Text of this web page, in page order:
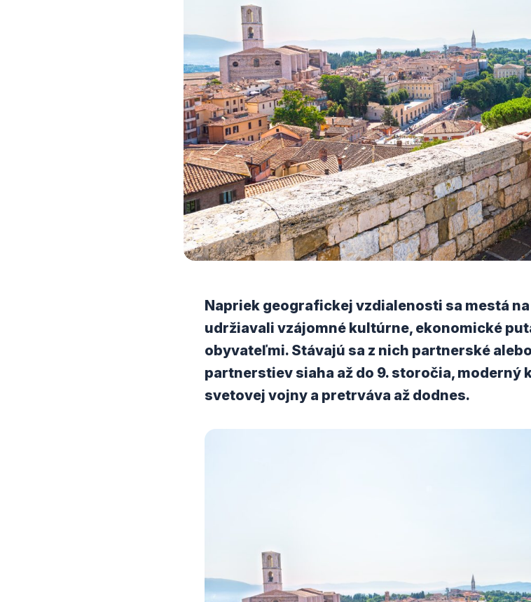
Napriek geografickej vzdialenosti sa mestá
udržiavali vzájomné kultúrne, ekonomické
obyvateľmi. Stávajú sa z nich partnerské
partnerstiev siaha až do 9. storočia, moderný
svetovej vojny a pretrváva až dodnes.